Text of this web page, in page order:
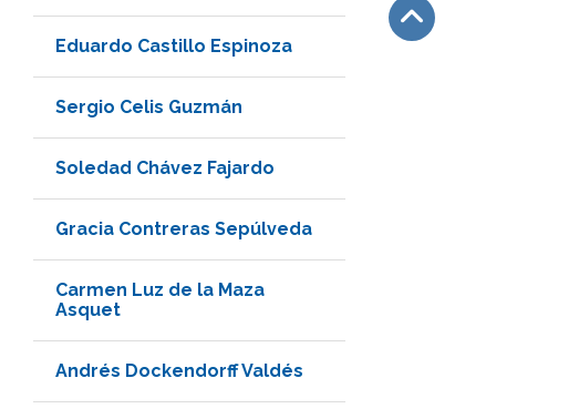
Eduardo Castillo Espinoza
Sergio Celis Guzmán
Soledad Chávez Fajardo
Gracia Contreras Sepúlveda
Carmen Luz de la Maza
Asquet
Andrés Dockendorff Valdés